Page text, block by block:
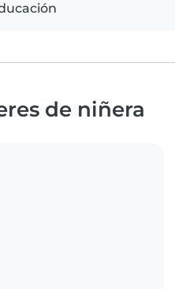
de niñera